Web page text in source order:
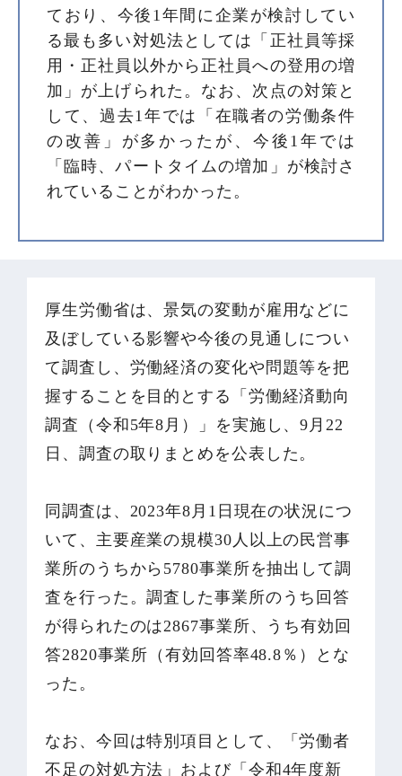
ており、今後1年間に企業が検討してい
る最も多い対処法としては「正社員等採
用・正社員以外から正社員への登用の増
加」が上げられた。なお、次点の対策と
して、過去1年では「在職者の労働条件
の改善」が多かったが、今後1年では
「臨時、パートタイムの増加」が検討さ
れていることがわかった。
厚生労働省は、景気の変動が雇用などに
及ぼしている影響や今後の見通しについ
て調査し、労働経済の変化や問題等を把
握することを目的とする「労働経済動向
調査（令和5年8月）」を実施し、9月22
日、調査の取りまとめを公表した。
同調査は、2023年8月1日現在の状況につ
いて、主要産業の規模30人以上の民営事
業所のうちから5780事業所を抽出して調
査を行った。調査した事業所のうち回答
が得られたのは2867事業所、うち有効回
答2820事業所（有効回答率48.8％）とな
った。
なお、今回は特別項目として、「労働者
不足の対処方法」および「令和4年度新